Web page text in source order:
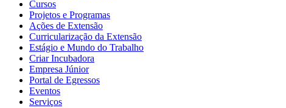
Cursos
Projetos e Programas
Ações de Extensão
Curricularização da Extensão
Estágio e Mundo do Trabalho
Criar Incubadora
Empresa Júnior
Portal de Egressos
Eventos
Serviços